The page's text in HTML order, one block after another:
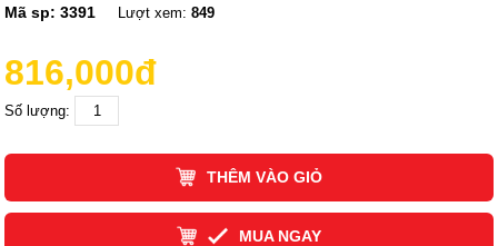
Mã sp:3391 Lượt xem:849
816,000đ
Số lượng:
THÊM VÀO GIỎ
MUA NGAY